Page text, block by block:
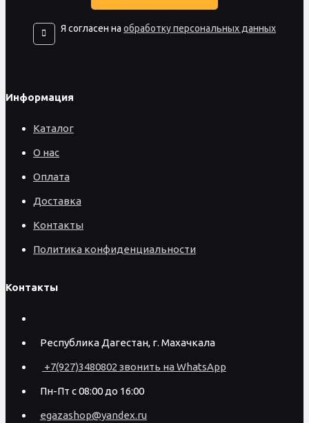
Я согласен на обработку персональных данных
Информация
Каталог
О нас
Оплата
Доставка
Контакты
Политика конфиденциальности
Контакты
Республика Дагестан, г. Махачкала
+7(927)3480802 звонить на WhatsApp
Пн-Пт с 08:00 до 16:00
egazashop@yandex.ru